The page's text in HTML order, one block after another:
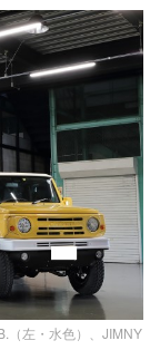
（左・水色）、JIMNY